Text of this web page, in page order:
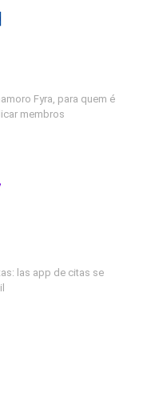
Fyra, para quem é
membros
las app de citas se